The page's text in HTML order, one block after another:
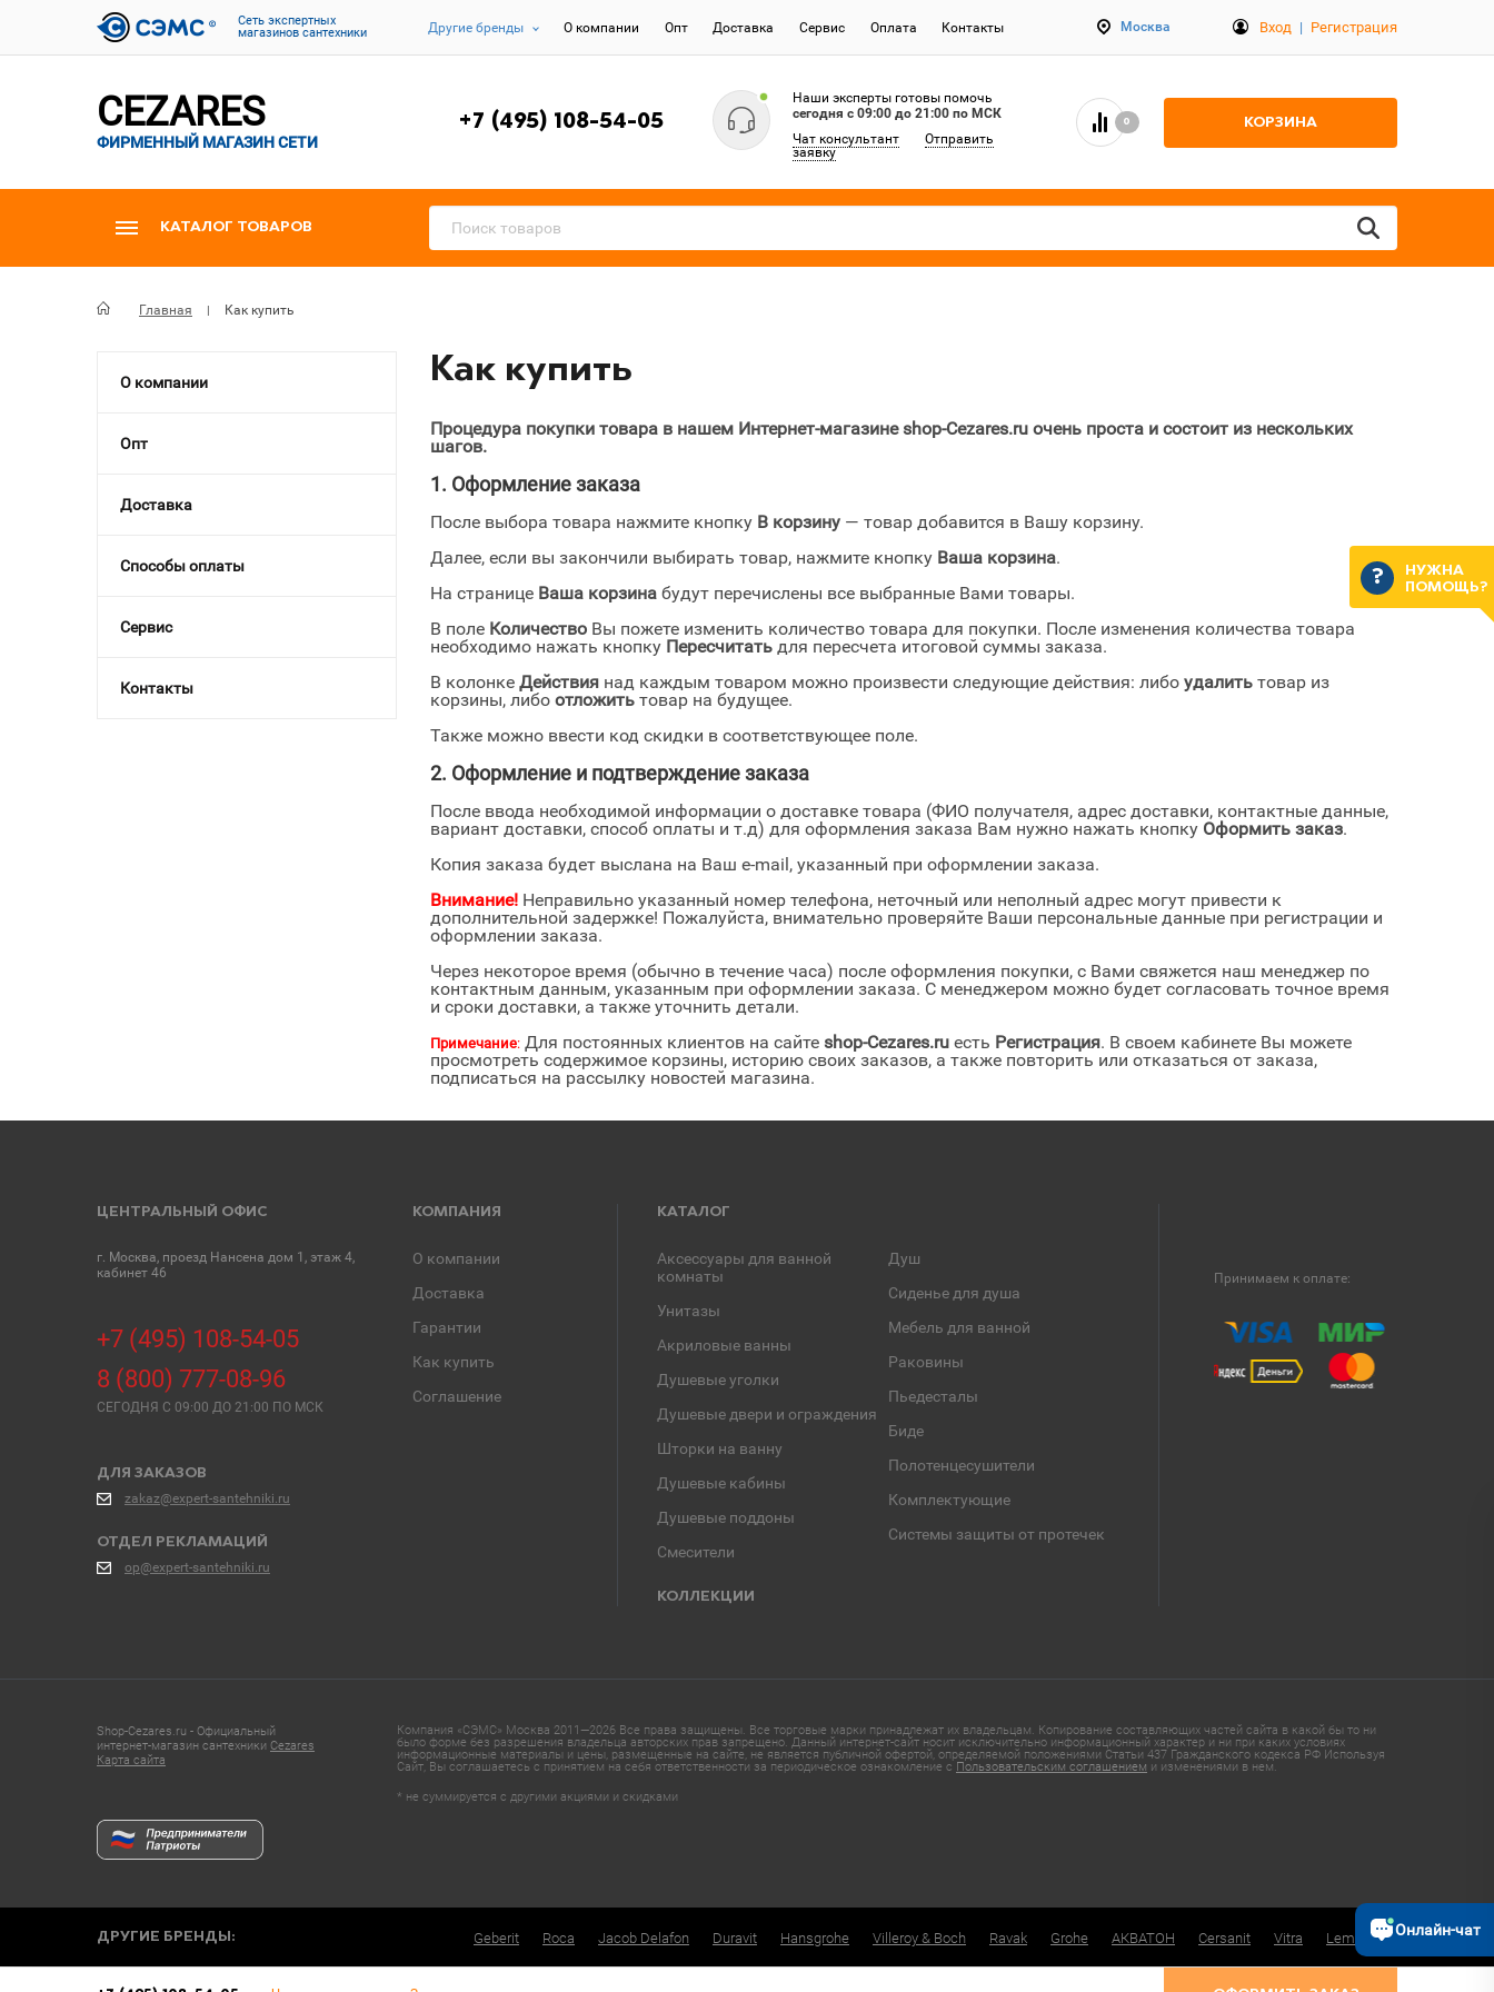
Cеть экспертных
магазинов сантехники
Другие бренды О компании Опт Доставка Сервис Оплата Контакты Москва Вход | Регистрация
CEZARES
ФИРМЕННЫЙ МАГАЗИН СЕТИ
+7 (495) 108-54-05
Наши эксперты готовы помочь
сегодня c 09:00 до 21:00 по МСК
Чат консультант
Отправить
заявку
0 КОРЗИНА
КАТАЛОГ ТОВАРОВ
Главная Как купить
О компании
Опт
Доставка
Способы оплаты
Сервис
Контакты
Как купить
Процедура покупки товара в нашем Интернет-магазине shop-Cezares.ru очень проста и состоит из нескольких
шагов.
1. Оформление заказа
После выбора товара нажмите кнопку В корзину — товар добавится в Вашу корзину.
Далее, если вы закончили выбирать товар, нажмите кнопку Ваша корзина.
На странице Ваша корзина будут перечислены все выбранные Вами товары.
В поле Количество Вы пожете изменить количество товара для покупки. После изменения количества товара
необходимо нажать кнопку Пересчитать для пересчета итоговой суммы заказа.
В колонке Действия над каждым товаром можно произвести следующие действия: либо удалить товар из
корзины, либо отложить товар на будущее.
Также можно ввести код скидки в соответствующее поле.
2. Оформление и подтверждение заказа
После ввода необходимой информации о доставке товара (ФИО получателя, адрес доставки, контактные данные,
вариант доставки, способ оплаты и т.д) для оформления заказа Вам нужно нажать кнопку Оформить заказ.
Копия заказа будет выслана на Ваш e-mail, указанный при оформлении заказа.
Внимание! Неправильно указанный номер телефона, неточный или неполный адрес могут привести к
дополнительной задержке! Пожалуйста, внимательно проверяйте Ваши персональные данные при регистрации и
оформлении заказа.
Через некоторое время (обычно в течение часа) после оформления покупки, с Вами свяжется наш менеджер по
контактным данным, указанным при оформлении заказа. С менеджером можно будет согласовать точное время
и сроки доставки, а также уточнить детали.
Примечание: Для постоянных клиентов на сайте shop-Cezares.ru есть Регистрация. В своем кабинете Вы можете
просмотреть содержимое корзины, историю своих заказов, а также повторить или отказаться от заказа,
подписаться на рассылку новостей магазина.
ЦЕНТРАЛЬНЫЙ ОФИС
г. Москва, проезд Нансена дом 1, этаж 4,
кабинет 46
+7 (495) 108-54-05
8 (800) 777-08-96
СЕГОДНЯ C 09:00 ДО 21:00 ПО МСК
ДЛЯ ЗАКАЗОВ
zakaz@expert-santehniki.ru
ОТДЕЛ РЕКЛАМАЦИЙ
op@expert-santehniki.ru
КОМПАНИЯ
О компании
Доставка
Гарантии
Как купить
Соглашение
КАТАЛОГ
Аксессуары для ванной
комнаты
Унитазы
Акриловые ванны
Душевые уголки
Душевые двери и ограждения
Шторки на ванну
Душевые кабины
Душевые поддоны
Смесители
Душ
Сиденье для душа
Мебель для ванной
Раковины
Пьедесталы
Биде
Полотенцесушители
Комплектующие
Системы защиты от протечек
КОЛЛЕКЦИИ
Принимаем к оплате:
Shop-Cezares.ru - Официальный
интернет-магазин сантехники Cezares
Карта сайта
Компания «СЭМС» Москва 2011—2026 Все права защищены. Все торговые марки принадлежат их владельцам. Копирование составляющих частей сайта в какой бы то ни
было форме без разрешения владельца авторских прав запрещено. Данный интернет-сайт носит исключительно информационный характер и ни при каких условиях
информационные материалы и цены, размещенные на сайте, не является публичной офертой, определяемой положениями Статьи 437 Гражданского кодекса РФ Используя
Сайт, Вы соглашаетесь с принятием на себя ответственности за периодическое ознакомление с Пользовательским соглашением и изменениями в нем.
* не суммируется с другими акциями и скидками
ДРУГИЕ БРЕНДЫ: Geberit Roca Jacob Delafon Duravit Hansgrohe Villeroy & Boch Ravak Grohe АКВАТОН Cersanit Vitra Lemark
НУЖНА
ПОМОЩЬ?
Онлайн-чат